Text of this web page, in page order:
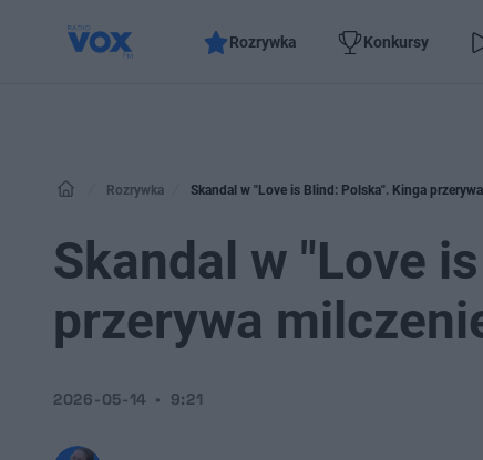
Rozrywka Konkursy
Rozrywka Skandal w "Love is Blind: Polska". Kinga
Skandal w "Love
przerywa
2026-05-14 9:21